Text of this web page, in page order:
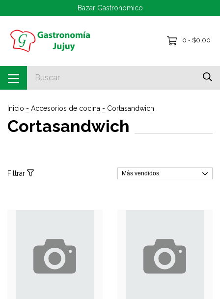
Bazar Gastronomico
0 - $0,00
Inicio - Accesorios de cocina - Cortasandwich
Cortasandwich
Filtrar